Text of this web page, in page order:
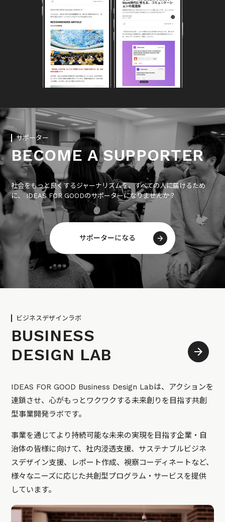
サポーター
BECOME A SUPPORTER
社会をもっと良くするジャーナリズムを、すべての人に届けるため
に、 IDEAS FOR GOODのサポーターになりませんか？
サポーターになる
ビジネスデザインラボ
BUSINESS
DESIGN LAB
IDEAS FOR GOOD Business Design Labは、アクションを
連鎖させ、心がもっとワクワクする未来創りを目指す共創
型事業開発ラボです。
事業を通じてより持続可能な未来の実現を目指す企業・自
治体の皆様に向けて、社内浸透支援、サステナブルビジネ
スデザイン支援、レポート作成、視察コーディネートなど、
様々なニーズに応じた共創型プログラム・サービスを提供
しています。